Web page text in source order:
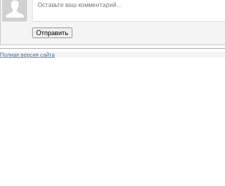
Отправить
Полная версия сайта